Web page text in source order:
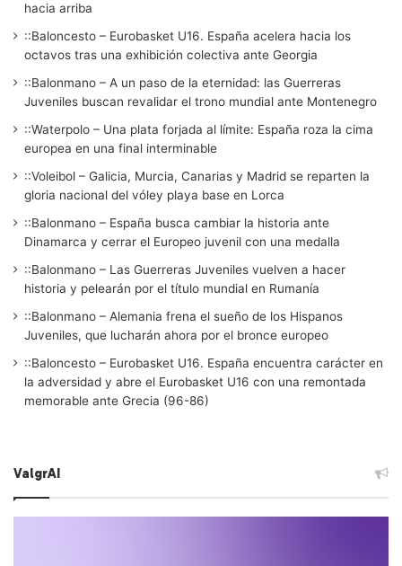
hacia arriba
::Baloncesto – Eurobasket U16. España acelera hacia los
octavos tras una exhibición colectiva ante Georgia
::Balonmano – A un paso de la eternidad: las Guerreras
Juveniles buscan revalidar el trono mundial ante Montenegro
::Waterpolo – Una plata forjada al límite: España roza la cima
europea en una final interminable
::Voleibol – Galicia, Murcia, Canarias y Madrid se reparten la
gloria nacional del vóley playa base en Lorca
::Balonmano – España busca cambiar la historia ante
Dinamarca y cerrar el Europeo juvenil con una medalla
::Balonmano – Las Guerreras Juveniles vuelven a hacer
historia y pelearán por el título mundial en Rumanía
::Balonmano – Alemania frena el sueño de los Hispanos
Juveniles, que lucharán ahora por el bronce europeo
::Baloncesto – Eurobasket U16. España encuentra carácter en
la adversidad y abre el Eurobasket U16 con una remontada
memorable ante Grecia (96-86)
ValgrAI